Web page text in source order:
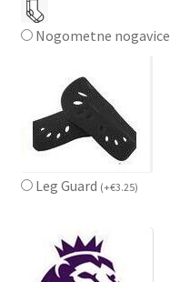
Nogometne nogavice
Leg Guard (+€3.25)